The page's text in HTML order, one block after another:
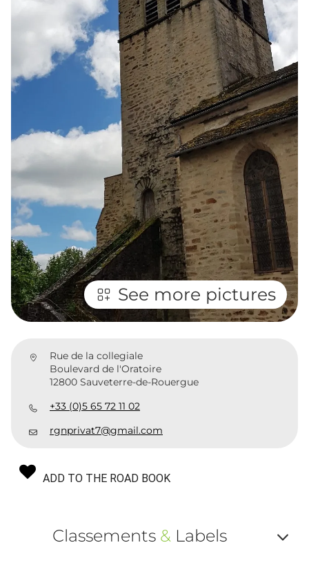
See more pictures
Rue de la collegiale
Boulevard de l'Oratoire
12800 Sauveterre-de-Rouergue
+33 (0)5 65 72 11 02
rgnprivat7@gmail.com
ADD TO THE ROAD BOOK
Classements &Labels